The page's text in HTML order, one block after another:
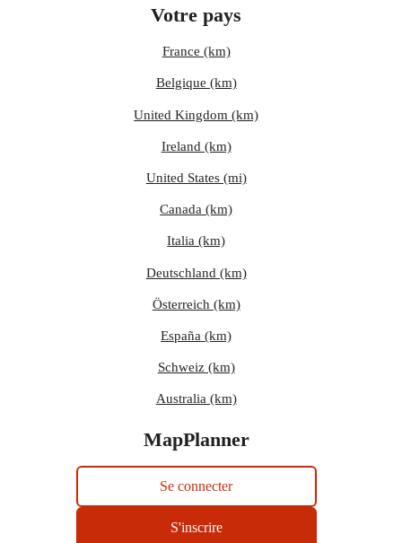
Votre pays
France (km)
Belgique (km)
United Kingdom (km)
Ireland (km)
United States (mi)
Canada (km)
Italia (km)
Deutschland (km)
Österreich (km)
España (km)
Schweiz (km)
Australia (km)
MapPlanner
Se connecter
S'inscrire